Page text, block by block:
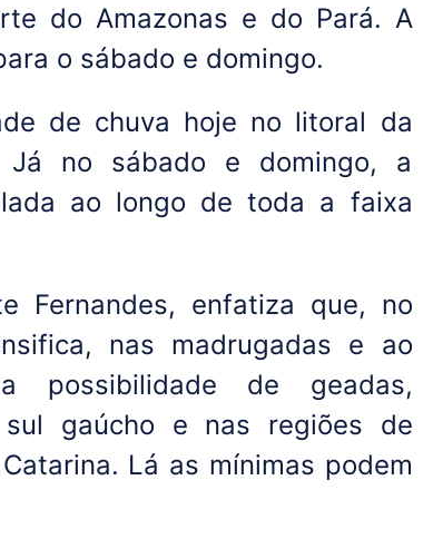
do Amazonas e do Pará. A
o sábado e domingo.
de chuva hoje no litoral da
Já no sábado e domingo, a
ao longo de toda a faixa
Fernandes, enfatiza que, no
nas madrugadas e ao
a possibilidade de geadas,
sul gaúcho e nas regiões de
Lá as mínimas podem